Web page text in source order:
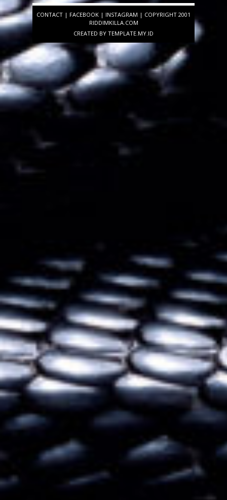
CONTACT | FACEBOOK | INSTAGRAM | COPYRIGHT 2001
RIDDIMKILLA.COM
CREATED BY TEMPLATE .MY.ID